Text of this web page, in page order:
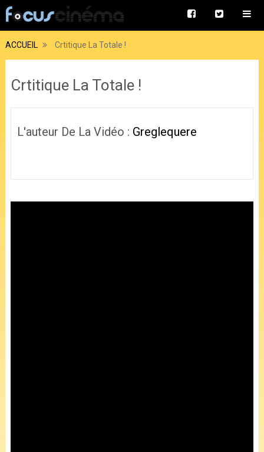
ACCUEIL Crtitique La Totale !
Crtitique La Totale !
L'auteur De La Vidéo : Greglequere